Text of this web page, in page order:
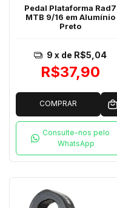
Pedal Plataforma Rad7
MTB 9/16 em Alumínio
Preto
R$37,90
9 x de R$5,04
COMPRAR
Consulte-nos pelo
WhatsApp